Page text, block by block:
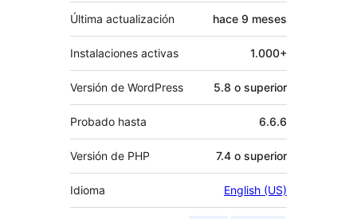
Última actualización hace 9 meses
Instalaciones activas 1.000+
Versión de WordPress 5.8 o superior
Probado hasta 6.6.6
Versión de PHP 7.4 o superior
Idioma English (US)